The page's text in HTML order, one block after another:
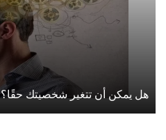
هل يمكن أن تتغير شخصيتك حقًا؟